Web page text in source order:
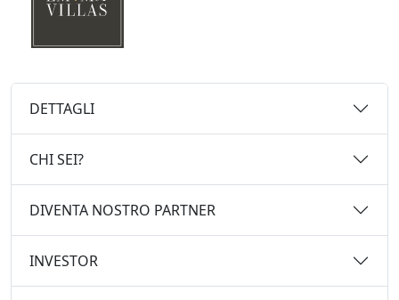
DETTAGLI
CHI SEI?
DIVENTA NOSTRO PARTNER
INVESTOR